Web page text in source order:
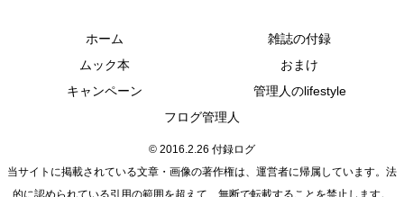
ホーム
雑誌の付録
ムック本
おまけ
キャンペーン
管理人のlifestyle
フログ管理人
© 2016.2.26 付録ログ
当サイトに掲載されている文章・画像の著作権は、運営者に帰属しています。法
的に認められている引用の範囲を超えて、無断で転載することを禁止します。